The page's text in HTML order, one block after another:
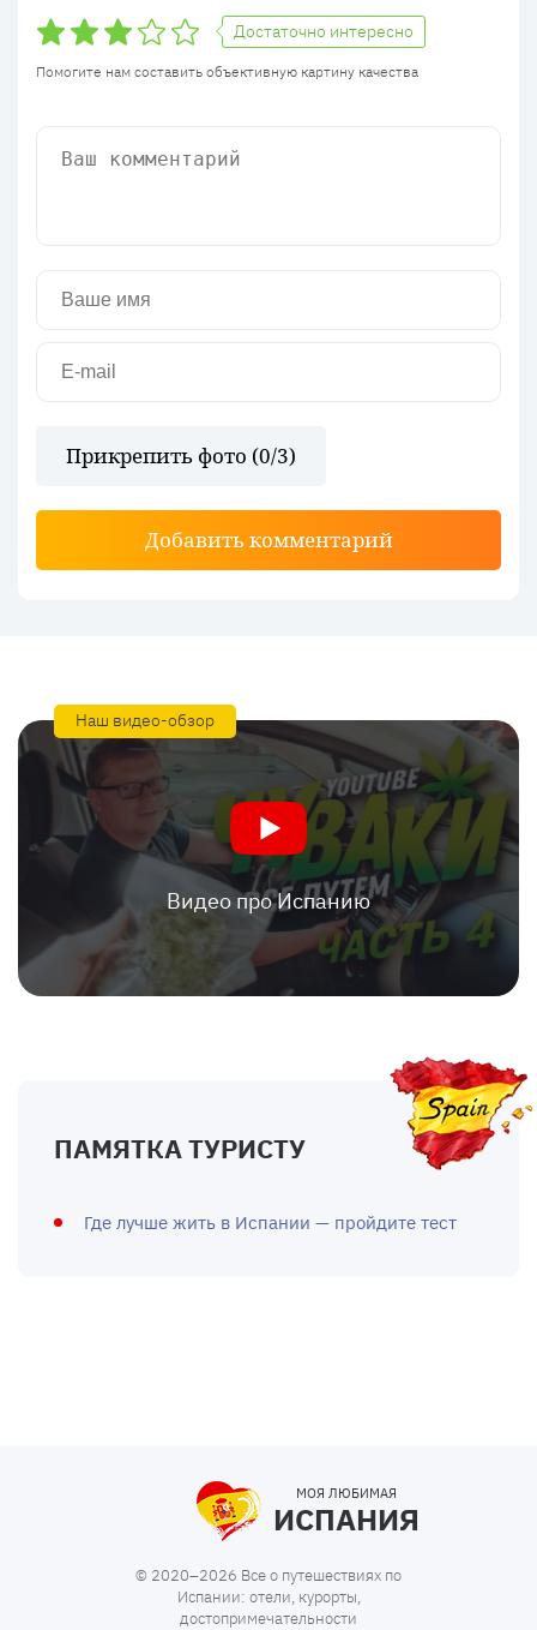
Достаточно интересно
Помогите нам составить объективную картину качества
Прикрепить фото (0/3)
Добавить комментарий
Наш видео-обзор
Видео про Испанию
ПАМЯТКА ТУРИСТУ
Где лучше жить в Испании — пройдите тест
МОЯ ЛЮБИМАЯ
ИСПАНИЯ
© 2020–2026 Все о путешествиях по
Испании: отели, курорты,
достопримечательности